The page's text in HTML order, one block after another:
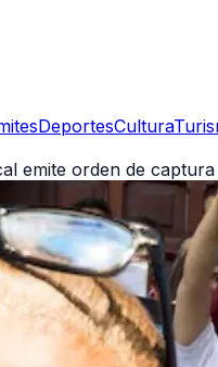
DeportesCultura
emite orden de